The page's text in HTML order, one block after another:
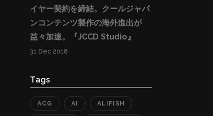
イヤー契約を締結。クールジャパ
ンコンテンツ製作の海外進出が
益々加速。『JCCD Studio』
31 Dec 2018
Tags
ACG AI ALIFISH